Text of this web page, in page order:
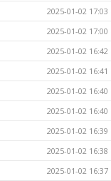
2025-01-02 17:03
2025-01-02 17:00
2025-01-02 16:42
2025-01-02 16:41
2025-01-02 16:40
2025-01-02 16:40
2025-01-02 16:39
2025-01-02 16:38
2025-01-02 16:37